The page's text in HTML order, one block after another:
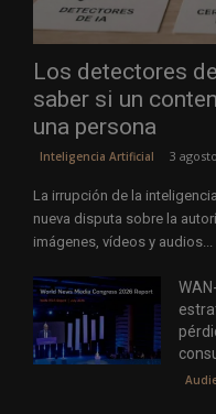
Los detectores
saber si un
una persona
Inteligencia Artificial 3
La irrupción de la
nueva disputa sobre la
imágenes, vídeos y audios...